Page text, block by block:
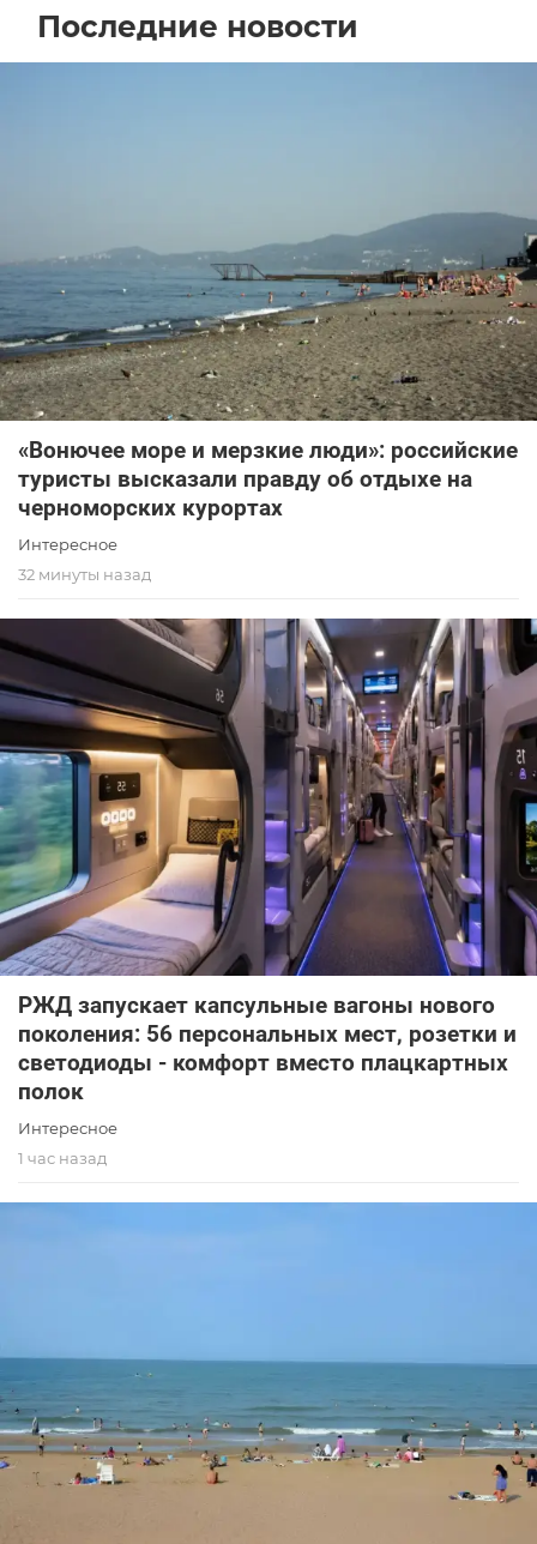
Последние новости
«Вонючее море и мерзкие люди»: российские
туристы высказали правду об отдыхе на
черноморских курортах
Интересное
32 минуты назад
РЖД запускает капсульные вагоны нового
поколения: 56 персональных мест, розетки и
светодиоды - комфорт вместо плацкартных
полок
Интересное
1 час назад